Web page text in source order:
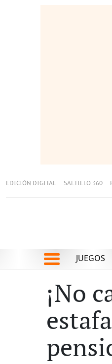
EDICIÓN DIGITAL SALTILLO 360
JUEGOS
¡No